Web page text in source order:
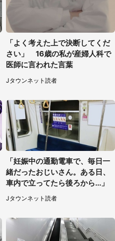
「よく考えた上で決断してくだ
さい」 16歳の私が産婦人科で
医師に言われた言葉
Jタウンネット読者
「妊娠中の通勤電車で、毎日一
緒だったおじいさん。ある日、
車内で立ってたら後ろから...」
Jタウンネット読者